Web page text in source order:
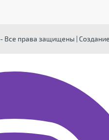
- Все права защищены |